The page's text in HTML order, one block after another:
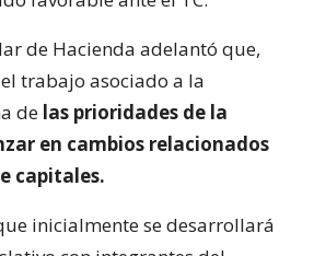
de Hacienda adelantó que,
trabajo asociado a la
de las prioridades de la
en cambios relacionados
capitales.
inicialmente se desarrollará